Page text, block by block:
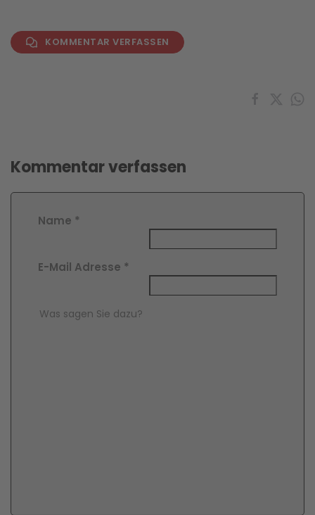
KOMMENTAR VERFASSEN
Kommentar verfassen
Name *
E-Mail Adresse *
Comment Text*